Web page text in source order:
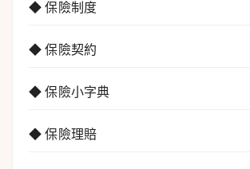
◆ 保險制度
◆ 保險契約
◆ 保險小字典
◆ 保險理賠